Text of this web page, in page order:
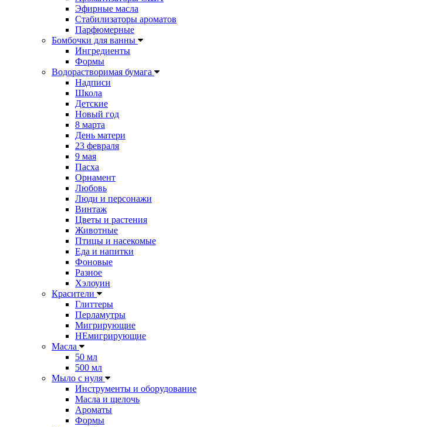
Эфирные масла
Стабилизаторы ароматов
Парфюмерные
Бомбочки для ванны
Ингредиенты
Формы
Водорастворимая бумага
Надписи
Школа
Детские
Новый год
8 марта
День матери
23 февраля
9 мая
Пасха
Орнамент
Любовь
Люди и персонажи
Винтаж
Цветы и растения
Животные
Птицы и насекомые
Еда и напитки
Фоновые
Разное
Хэлоуин
Красители
Глиттеры
Перламутры
Мигрирующие
НЕмигрирующие
Масла
50 мл
500 мл
Мыло с нуля
Инструменты и оборудование
Масла и щелочь
Ароматы
Формы